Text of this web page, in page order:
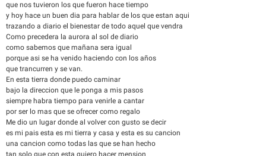
que nos tuvieron los que fueron hace tiempo
y hoy hace un buen dia para hablar de los que estan aqui
trazando a diario el bienestar de todo aquel que vendra
Como precedera la aurora al sol de diario
como sabemos que mañana sera igual
porque asi se ha venido haciendo con los años
que trancurren y se van.
En esta tierra donde puedo caminar
bajo la direccion que le ponga a mis pasos
siempre habra tiempo para venirle a cantar
por ser lo mas que se ofrecer como regalo
Me dio un lugar donde al volver con gusto se decir
es mi pais esta es mi tierra y casa y esta es su cancion
una cancion como todas las que se han hecho
tan solo que con esta quiero hacer mension